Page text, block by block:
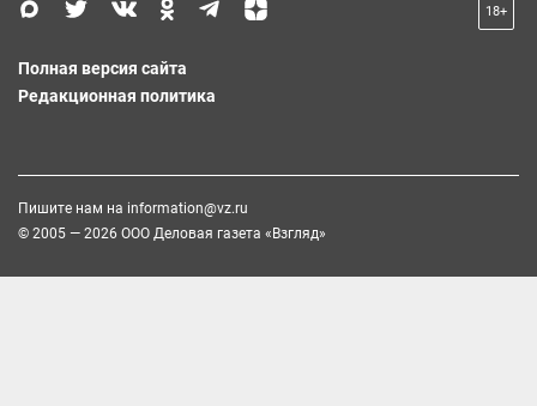
18+
Полная версия сайта
Редакционная политика
Пишите нам на information@vz.ru
© 2005 — 2026 ООО Деловая газета «Взгляд»